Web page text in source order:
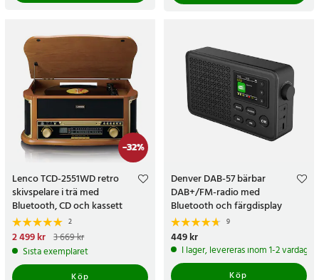
-32%
Lenco TCD-2551WD retro
skivspelare i trä med
Bluetooth, CD och kassett
2
Nuvarande pris:
2 499 krTidigare pris
2 499 kr 3 669 kr
Sista exemplaret
Denver DAB-57 bärbar
DAB+/FM-radio med
Bluetooth och färgdisplay
9
Pris:449 kr
449 kr
I lager, levereras inom 1-2 vardagar
Köp